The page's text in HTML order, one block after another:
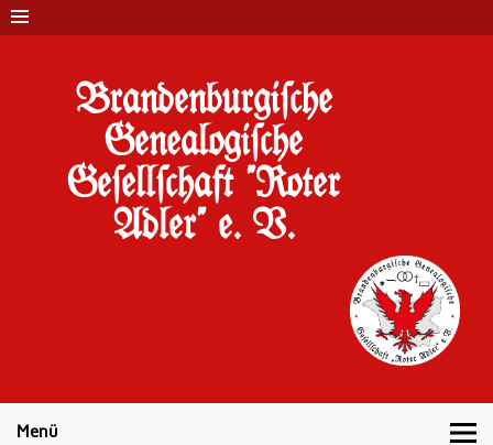
Brandenburgi#che
Genealogi#che
Ge#ell#chaft "Roter
Adler" e. V.
Menü